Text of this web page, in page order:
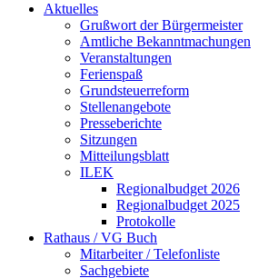
Aktuelles
Grußwort der Bürgermeister
Amtliche Bekanntmachungen
Veranstaltungen
Ferienspaß
Grundsteuerreform
Stellenangebote
Presseberichte
Sitzungen
Mitteilungsblatt
ILEK
Regionalbudget 2026
Regionalbudget 2025
Protokolle
Rathaus / VG Buch
Mitarbeiter / Telefonliste
Sachgebiete